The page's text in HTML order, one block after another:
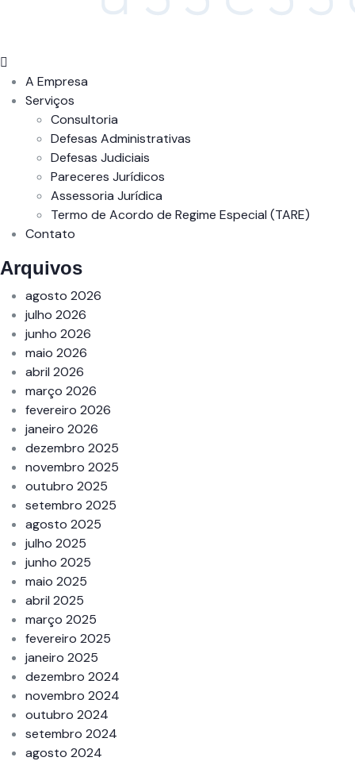
A Empresa
Serviços
Consultoria
Defesas Administrativas
Defesas Judiciais
Pareceres Jurídicos
Assessoria Jurídica
Termo de Acordo de Regime Especial (TARE)
Contato
Arquivos
agosto 2026
julho 2026
junho 2026
maio 2026
abril 2026
março 2026
fevereiro 2026
janeiro 2026
dezembro 2025
novembro 2025
outubro 2025
setembro 2025
agosto 2025
julho 2025
junho 2025
maio 2025
abril 2025
março 2025
fevereiro 2025
janeiro 2025
dezembro 2024
novembro 2024
outubro 2024
setembro 2024
agosto 2024